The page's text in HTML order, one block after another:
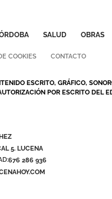
SALUD OBRAS
COOKIES CONTACTO
ESCRITO, GRÁFICO,
POR ESCRITO DEL
5. LUCENA
676 286 936